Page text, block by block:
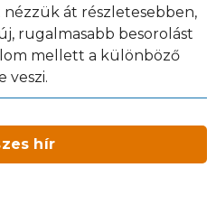
nézzük át részletesebben,
rugalmasabb besorolást
mellett a különböző
veszi.
hír